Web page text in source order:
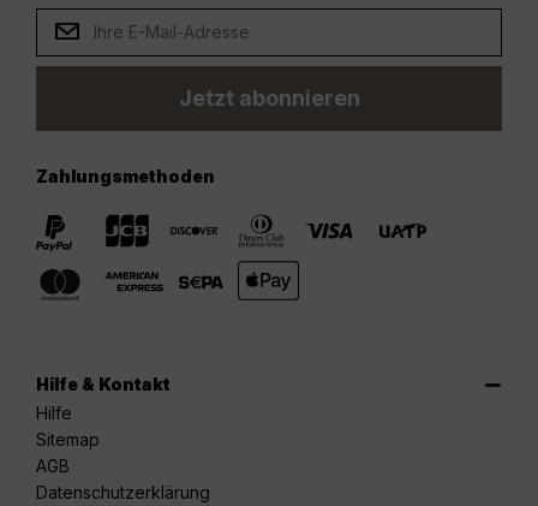
Jetzt abonnieren
Zahlungsmethoden
Hilfe & Kontakt
Hilfe
Sitemap
AGB
Datenschutzerklärung